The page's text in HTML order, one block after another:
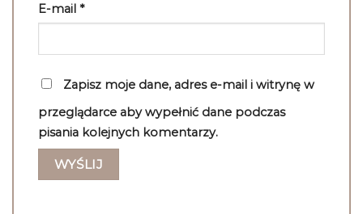
E-mail *
Zapisz moje dane, adres e-mail i witrynę w
przeglądarce aby wypełnić dane podczas
pisania kolejnych komentarzy.